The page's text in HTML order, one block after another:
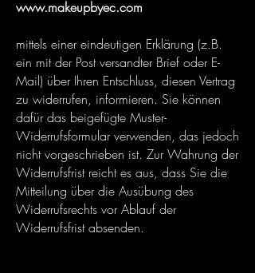
www.makeupbyec.com
mittels einer eindeutigen Erklärung (z.B.
ein mit der Post versandter Brief oder E-
Mail) über Ihren Entschluss, diesen Vertrag
zu widerrufen, informieren. Sie können
dafür das beigefügte Muster-
Widerrufsformular verwenden, das jedoch
nicht vorgeschrieben ist. Zur Wahrung der
Widerrufsfrist reicht es aus, dass Sie die
Mitteilung über die Ausübung des
Widerrufsrechts vor Ablauf der
Widerrufsfrist absenden.